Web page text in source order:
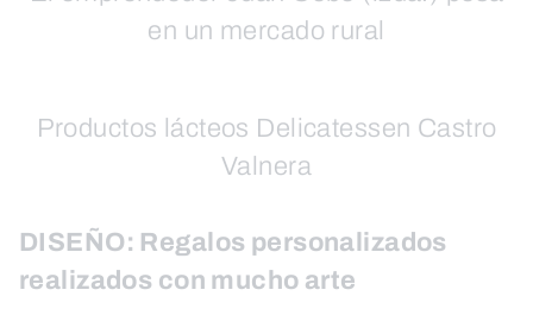
en un mercado rural
Productos lácteos Delicatessen Castro
Valnera
DISEÑO: Regalos personalizados
realizados con mucho arte